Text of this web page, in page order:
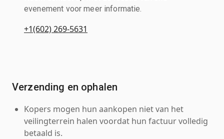
evenement voor meer informatie.
+1(602) 269-5631
Verzending en ophalen
Kopers mogen hun aankopen niet van het
veilingterrein halen voordat hun factuur volledig
betaald is.